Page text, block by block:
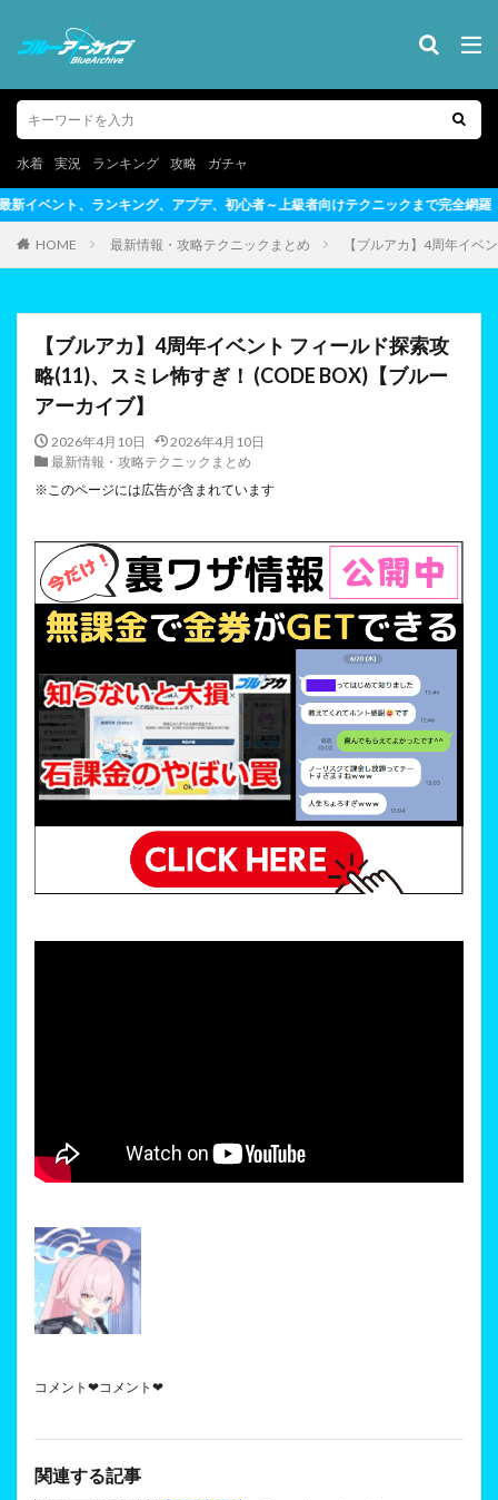
水着 実況 ランキング 攻略 ガチャ
心者～上級者向けテクニックまで完全網羅
HOME 最新情報・攻略テクニックまとめ 【ブルアカ】4周年イベ
【ブルアカ】4周年イベント フィールド探索攻
略(11)、スミレ怖すぎ！ (CODE BOX)【ブルー
アーカイブ】
2026年4月10日
2026年4月10日
最新情報・攻略テクニックまとめ
※このページには広告が含まれています
コメント❤コメント❤
関連する記事